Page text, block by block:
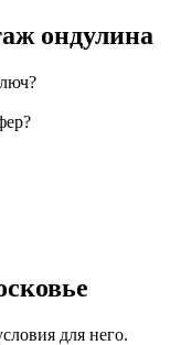
ондулина
для него.